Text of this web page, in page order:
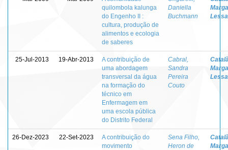
quilombola kalunga
do Engenho II :
cultura, produção de
alimentos e ecologia
de saberes
Daniella
Buchmann
Lessa
25-Jul-2013 19-Abr-2013
A contribuição de
uma abordagem
transversal da água
na formação do
técnico em
Enfermagem em
uma escola pública
do Distrito Federal
Cabral,
Sandra
Pereira
Couto
Lessa
26-Dez-2023 22-Set-2023
A contribuição do
movimento
Sena Filho,
Heron de